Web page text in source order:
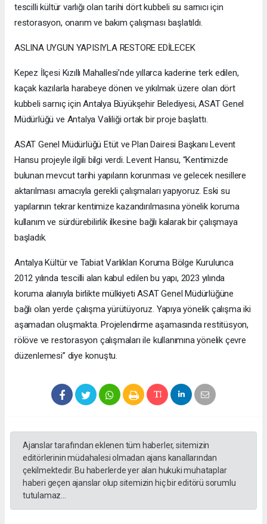
tescilli kültür varlığı olan tarihi dört kubbeli su sarnıcı için
restorasyon, onarım ve bakım çalışması başlatıldı.
ASLINA UYGUN YAPISIYLA RESTORE EDİLECEK
Kepez İlçesi Kızıllı Mahallesi’nde yıllarca kaderine terk edilen,
kaçak kazılarla harabeye dönen ve yıkılmak üzere olan dört
kubbeli sarnıç için Antalya Büyükşehir Belediyesi, ASAT Genel
Müdürlüğü ve Antalya Valiliği ortak bir proje başlattı.
ASAT Genel Müdürlüğü Etüt ve Plan Dairesi Başkanı Levent
Hansu projeyle ilgili bilgi verdi. Levent Hansu, “Kentimizde
bulunan mevcut tarihi yapıların korunması ve gelecek nesillere
aktarılması amacıyla gerekli çalışmaları yapıyoruz. Eski su
yapılarının tekrar kentimize kazandırılmasına yönelik koruma
kullanım ve sürdürebilirlik ilkesine bağlı kalarak bir çalışmaya
başladık.
Antalya Kültür ve Tabiat Varlıkları Koruma Bölge Kurulunca
2012 yılında tescilli alan kabul edilen bu yapı, 2023 yılında
koruma alanıyla birlikte mülkiyeti ASAT Genel Müdürlüğüne
bağlı olan yerde çalışma yürütüyoruz. Yapıya yönelik çalışma iki
aşamadan oluşmakta. Projelendirme aşamasında restitüsyon,
rölöve ve restorasyon çalışmaları ile kullanımına yönelik çevre
düzenlemesi” diye konuştu.
Ajanslar tarafından eklenen tüm haberler, sitemizin
editörlerinin müdahalesi olmadan ajans kanallarından
çekilmektedir. Bu haberlerde yer alan hukuki muhataplar
haberi geçen ajanslar olup sitemizin hiç bir editörü sorumlu
tutulamaz...